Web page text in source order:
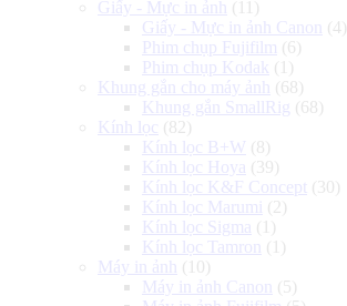
Giấy - Mực in ảnh
(11)
Giấy - Mực in ảnh Canon
(4)
Phim chụp Fujifilm (6)
Phim chụp Kodak (1)
Khung gắn cho máy ảnh
(68)
Khung gắn SmallRig (68)
Kính lọc (82)
Kính lọc B+W (8)
Kính lọc Hoya (39)
Kính lọc K&F Concept (30)
Kính lọc Marumi (2)
Kính lọc Sigma (1)
Kính lọc Tamron
(1)
Máy in ảnh
(10)
Máy in ảnh Canon
(5)